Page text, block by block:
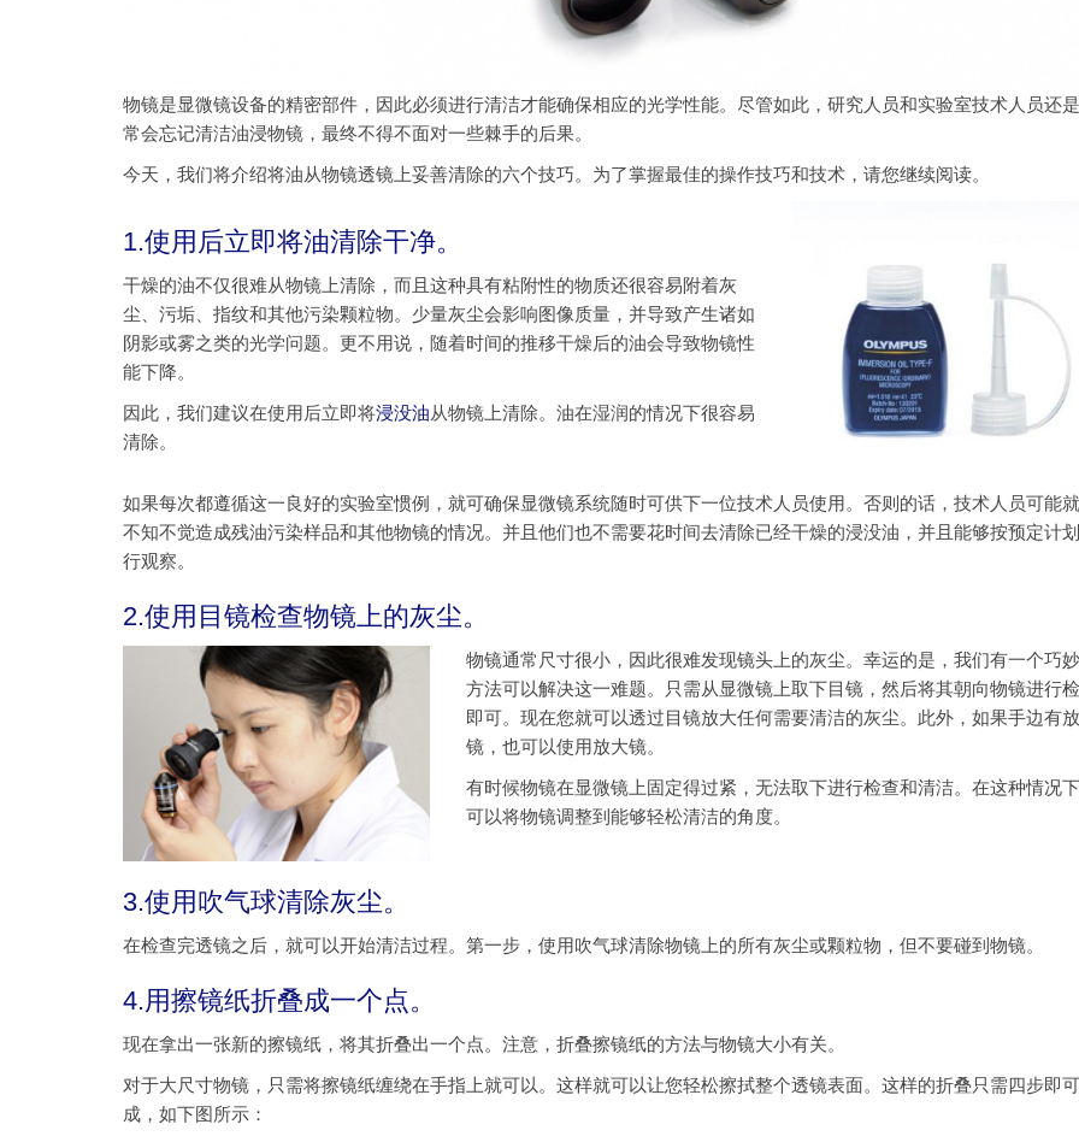
物镜是显微镜设备的精密部件，因此必须进行清洁才能确保相应的光学性能。尽管如此，研究人员和实验室技术人员还
常会忘记清洁油浸物镜，最终不得不面对一些棘手的后果。
今天，我们将介绍将油从物镜透镜上妥善清除的六个技巧。为了掌握最佳的操作技巧和技术，请您继续阅读。
1.使用后立即将油清除干净。
干燥的油不仅很难从物镜上清除，而且这种具有粘附性的物质还很容易附着灰
尘、污垢、指纹和其他污染颗粒物。少量灰尘会影响图像质量，并导致产生诸如
阴影或雾之类的光学问题。更不用说，随着时间的推移干燥后的油会导致物镜性
能下降。
因此，我们建议在使用后立即将浸没油从物镜上清除。油在湿润的情况下很容易
清除。
如果每次都遵循这一良好的实验室惯例，就可确保显微镜系统随时可供下一位技术人员使用。否则的话，技术人员可能
不知不觉造成残油污染样品和其他物镜的情况。并且他们也不需要花时间去清除已经干燥的浸没油，并且能够按预定计
行观察。
2.使用目镜检查物镜上的灰尘。
物镜通常尺寸很小，因此很难发现镜头上的灰尘。幸运的是，我们有一个巧
方法可以解决这一难题。只需从显微镜上取下目镜，然后将其朝向物镜进行
即可。现在您就可以透过目镜放大任何需要清洁的灰尘。此外，如果手边有
镜，也可以使用放大镜。
有时候物镜在显微镜上固定得过紧，无法取下进行检查和清洁。在这种情况
可以将物镜调整到能够轻松清洁的角度。
3.使用吹气球清除灰尘。
在检查完透镜之后，就可以开始清洁过程。第一步，使用吹气球清除物镜上的所有灰尘或颗粒物，但不要碰到物镜。
4.用擦镜纸折叠成一个点。
现在拿出一张新的擦镜纸，将其折叠出一个点。注意，折叠擦镜纸的方法与物镜大小有关。
对于大尺寸物镜，只需将擦镜纸缠绕在手指上就可以。这样就可以让您轻松擦拭整个透镜表面。这样的折叠只需四步即
成，如下图所示：